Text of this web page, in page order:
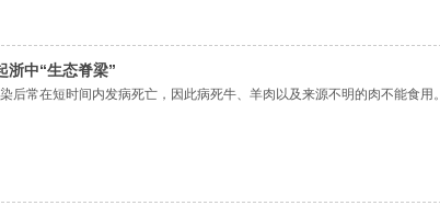
浙中“生态脊梁”
后常在短时间内发病死亡，因此病死牛、羊肉以及来源不明的肉不能食用。